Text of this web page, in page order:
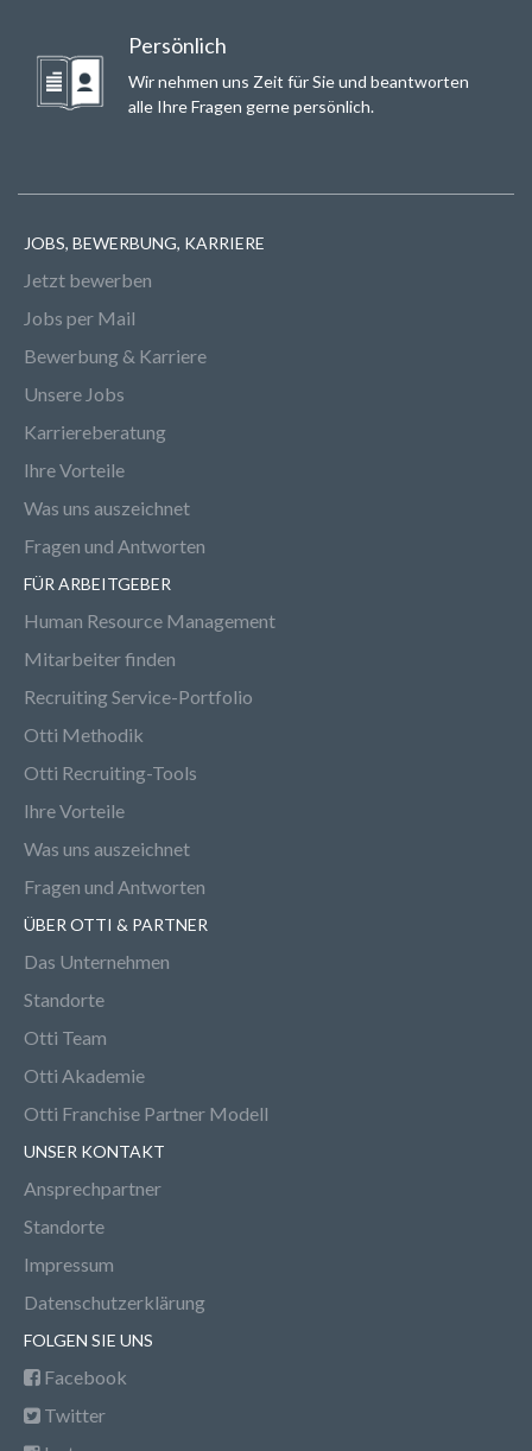
Persönlich
Wir nehmen uns Zeit für Sie und beantworten
alle Ihre Fragen gerne persönlich.
JOBS, BEWERBUNG, KARRIERE
Jetzt bewerben
Jobs per Mail
Bewerbung & Karriere
Unsere Jobs
Karriereberatung
Ihre Vorteile
Was uns auszeichnet
Fragen und Antworten
FÜR ARBEITGEBER
Human Resource Management
Mitarbeiter finden
Recruiting Service-Portfolio
Otti Methodik
Otti Recruiting-Tools
Ihre Vorteile
Was uns auszeichnet
Fragen und Antworten
ÜBER OTTI & PARTNER
Das Unternehmen
Standorte
Otti Team
Otti Akademie
Otti Franchise Partner Modell
UNSER KONTAKT
Ansprechpartner
Standorte
Impressum
Datenschutzerklärung
FOLGEN SIE UNS
Facebook
Twitter